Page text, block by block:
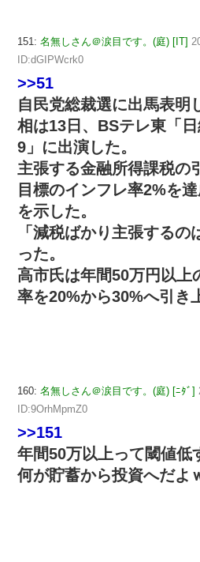
151: 名無しさん＠涙目です。(庭) [IT]
ID:dGIPWcrk0
>>51
自民党総裁選に出馬表明
相は13日、BSテレ東「
9」に出演した。
主張する金融所得課税の
目標のインフレ率2%を
を示した。
「減税ばかり主張する
った。
高市氏は年間50万円以上
率を20%から30%へ引き
160: 名無しさん＠涙目です。(庭) [ﾆﾀﾞ]
ID:9OrhMpmZ0
>>151
年間50万以上って閾値低
何が貯蓄から投資へだよ